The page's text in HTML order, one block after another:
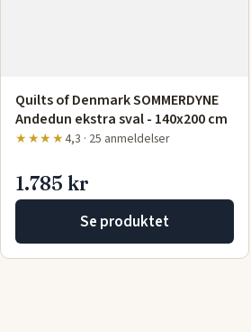
Quilts of Denmark SOMMERDYNE
Andedun ekstra sval - 140x200 cm
★★★★4,3 · 25 anmeldelser
1.785 kr
Se produktet